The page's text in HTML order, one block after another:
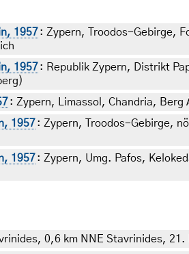
1957: Zypern, Troodos-Gebirge,
1957: Republik Zypern, Distrikt
: Zypern, Limassol, Chandria,
1957: Zypern, Troodos-Gebirge,
1957: Zypern, Umg. Pafos,
0,6 km NNE Stavrinides,